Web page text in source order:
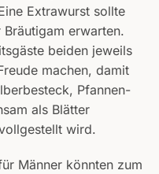
Extrawurst sollte
erwarten.
beiden jeweils
machen, damit
Pfannen-
als Blätter
wird.
Männer könnten zum